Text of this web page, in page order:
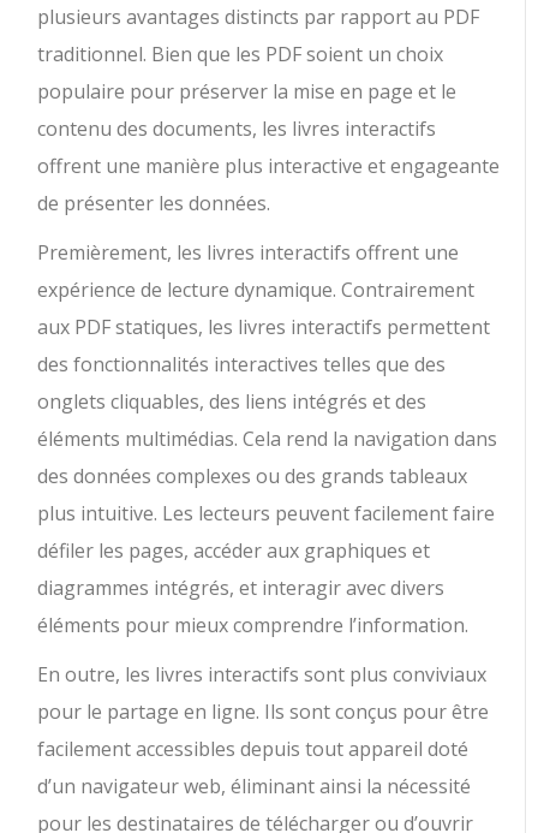
plusieurs avantages distincts par rapport au PDF
traditionnel. Bien que les PDF soient un choix
populaire pour préserver la mise en page et le
contenu des documents, les livres interactifs
offrent une manière plus interactive et engageante
de présenter les données.
Premièrement, les livres interactifs offrent une
expérience de lecture dynamique. Contrairement
aux PDF statiques, les livres interactifs permettent
des fonctionnalités interactives telles que des
onglets cliquables, des liens intégrés et des
éléments multimédias. Cela rend la navigation dans
des données complexes ou des grands tableaux
plus intuitive. Les lecteurs peuvent facilement faire
défiler les pages, accéder aux graphiques et
diagrammes intégrés, et interagir avec divers
éléments pour mieux comprendre l’information.
En outre, les livres interactifs sont plus conviviaux
pour le partage en ligne. Ils sont conçus pour être
facilement accessibles depuis tout appareil doté
d’un navigateur web, éliminant ainsi la nécessité
pour les destinataires de télécharger ou d’ouvrir